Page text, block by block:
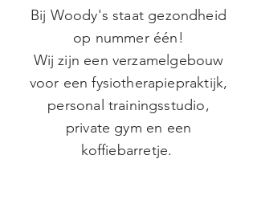
Bij Woody's staat gezondheid
op nummer één!
Wij zijn een verzamelgebouw
voor een fysiotherapiepraktijk,
personal trainingsstudio,
private gym en een
koffiebarretje.